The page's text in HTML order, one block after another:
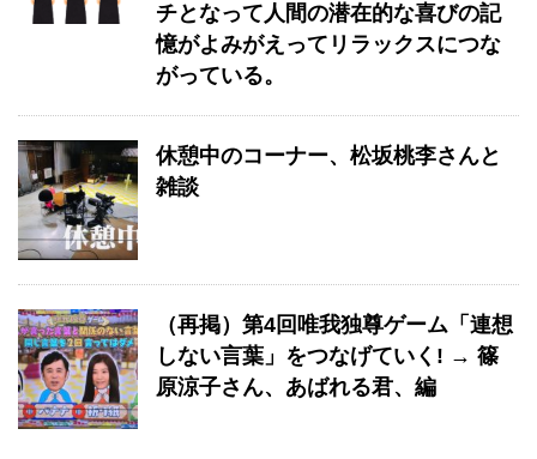
チとなって人間の潜在的な喜びの記
憶がよみがえってリラックスにつな
がっている。
休憩中のコーナー、松坂桃李さんと
雑談
（再掲）第4回唯我独尊ゲーム「連想
しない言葉」をつなげていく! → 篠
原涼子さん、あばれる君、編